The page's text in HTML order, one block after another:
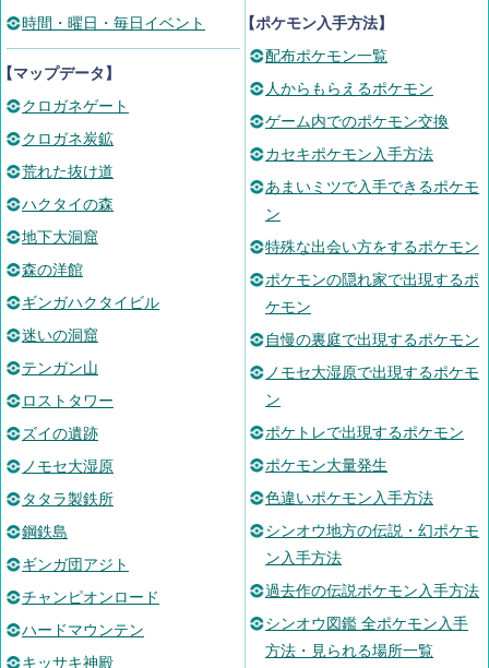
時間・曜日・毎日イベント
マップデータ】
クロガネゲート
クロガネ炭鉱
荒れた抜け道
ハクタイの森
地下大洞窟
森の洋館
ギンガハクタイビル
迷いの洞窟
テンガン山
ロストタワー
ズイの遺跡
ノモセ大湿原
タタラ製鉄所
鋼鉄島
ギンガ団アジト
チャンピオンロード
ハードマウンテン
キッサキ神殿
【ポケモン入手方法】
配布ポケモン一覧
人からもらえるポケモン
ゲーム内でのポケモン交換
カセキポケモン入手方法
あまいミツで入手できるポケモ
ン
特殊な出会い方をするポケモン
ポケモンの隠れ家で出現するポ
ケモン
自慢の裏庭で出現するポケモン
ノモセ大湿原で出現するポケモ
ン
ポケトレで出現するポケモン
ポケモン大量発生
色違いポケモン入手方法
シンオウ地方の伝説・幻ポケモ
ン入手方法
過去作の伝説ポケモン入手方法
シンオウ図鑑 全ポケモン入手
方法・見られる場所一覧